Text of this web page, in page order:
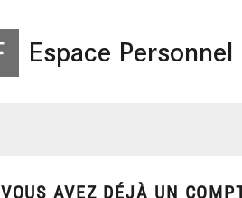
Espace Personnel
VOUS AVEZ DÉJÀ UN